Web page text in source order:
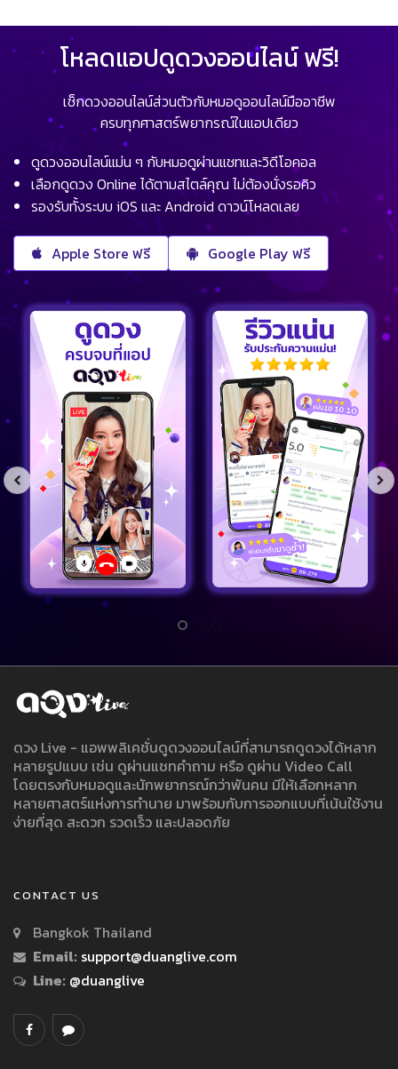
โหลดแอปดูดวงออนไลน์ ฟรี!
เช็กดวงออนไลน์ส่วนตัวกับหมอดูออนไลน์มืออาชีพ
ครบทุกศาสตร์พยากรณ์ในแอปเดียว
ดูดวงออนไลน์แม่น ๆ กับหมอดูผ่านแชทและวิดีโอคอล
เลือกดูดวง Online ได้ตามสไตล์คุณ ไม่ต้องนั่งรอคิว
รองรับทั้งระบบ iOS และ Android ดาวน์โหลดเลย
Apple Store ฟรี Google Play ฟรี
ดวง Live - แอพพลิเคชั่นดูดวงออนไลน์ที่สามารถดูดวงได้หลาก
หลายรูปแบบ เช่น ดูผ่านแชทคำถาม หรือ ดูผ่าน Video Call
โดยตรงกับหมอดูและนักพยากรณ์กว่าพันคน มีให้เลือกหลาก
หลายศาสตร์แห่งการทำนาย มาพร้อมกับการออกแบบที่เน้นใช้งาน
ง่ายที่สุด สะดวก รวดเร็ว และปลอดภัย
CONTACT US
Bangkok Thailand
Email: support@duanglive.com
Line: @duanglive